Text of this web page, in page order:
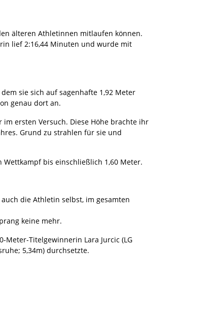
älteren Athletinnen mitlaufen können.
lief 2:16,44 Minuten und wurde mit
sie sich auf sagenhafte 1,92 Meter
genau dort an.
ersten Versuch. Diese Höhe brachte ihr
Grund zu strahlen für sie und
Wettkampf bis einschließlich 1,60 Meter.
die Athletin selbst, im gesamten
keine mehr.
Titelgewinnerin Lara Jurcic (LG
5,34m) durchsetzte.